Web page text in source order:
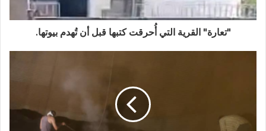
"تعارة" القرية التي أُحرقت كتبها قبل أن تُهدم بيوتها.